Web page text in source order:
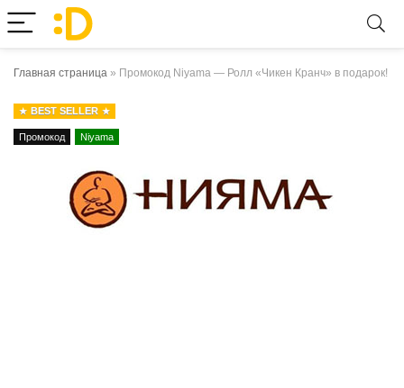
Главная страница » Промокод Niyama — Ролл «Чикен Кранч» в подарок!
BEST SELLER
Промокод Niyama